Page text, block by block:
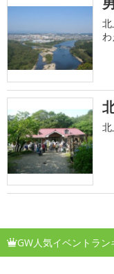
わ
GW人気イベントラン